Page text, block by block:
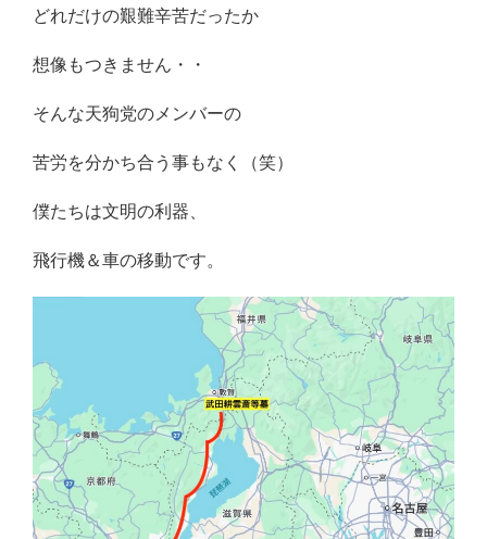
どれだけの艱難辛苦だったか
想像もつきません・・
そんな天狗党のメンバーの
苦労を分かち合う事もなく（笑）
僕たちは文明の利器、
飛行機＆車の移動です。